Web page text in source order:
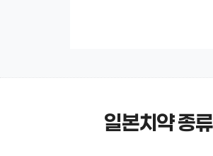
일본치약 종류